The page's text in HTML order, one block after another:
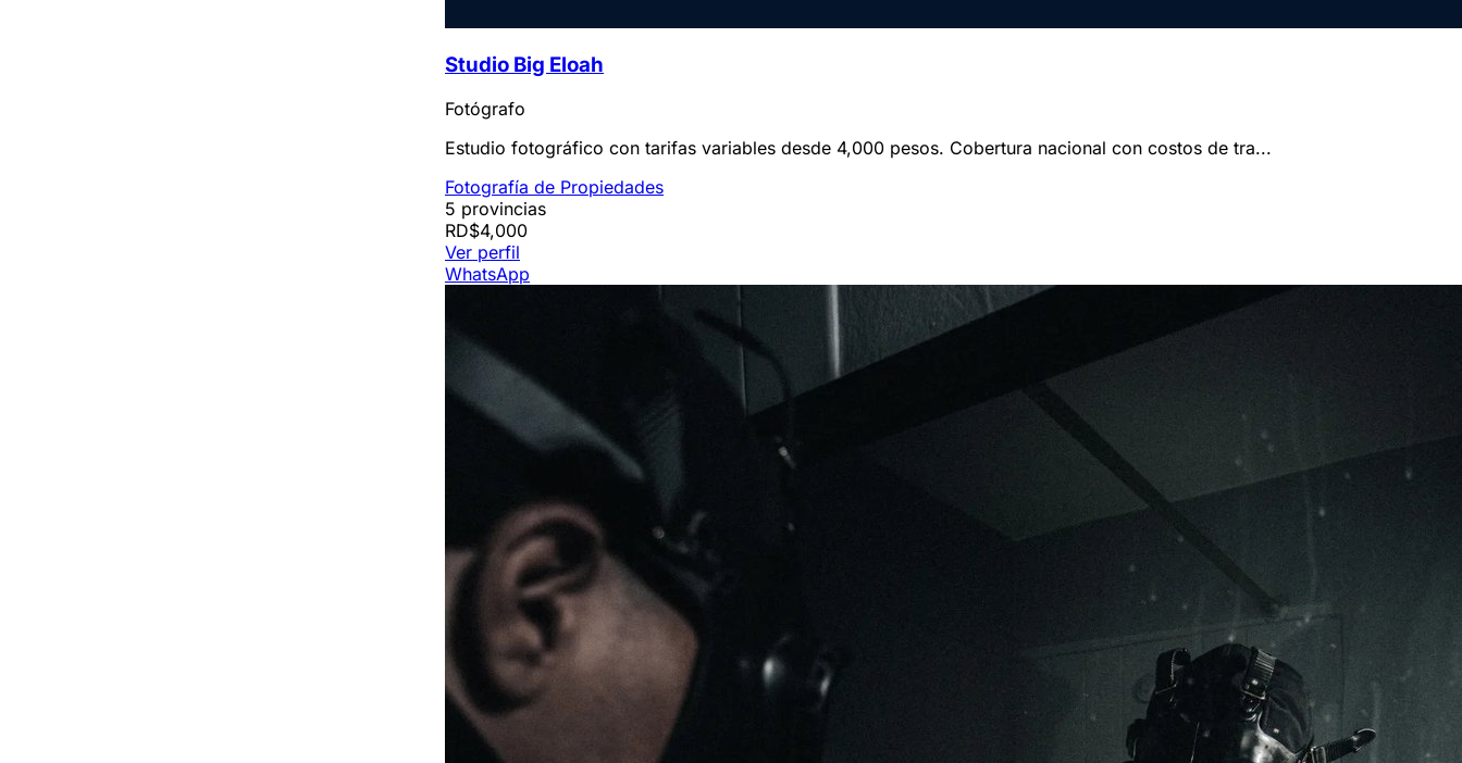
Studio Big Eloah
Fotógrafo
Estudio fotográfico con tarifas variables desde 4,000 pesos. Cobertura nacional con costos de tra...
Fotografía de Propiedades
5 provincias
RD$4,000
Ver perfil
WhatsApp